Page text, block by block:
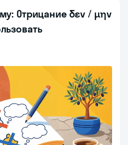
Отрицание δεν / μην